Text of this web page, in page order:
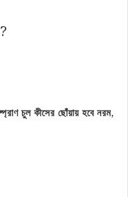
চুল কীসের ছোঁয়ায় হবে নরম,